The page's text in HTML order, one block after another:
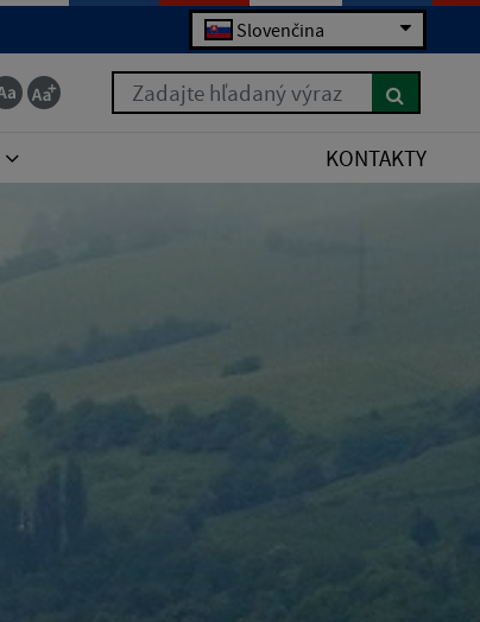
Slovenčina
Zadajte hľadaný výraz
KONTAKTY